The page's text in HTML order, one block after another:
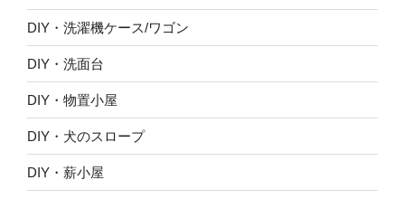
DIY・洗濯機ケース/ワゴン
DIY・洗面台
DIY・物置小屋
DIY・犬のスロープ
DIY・薪小屋